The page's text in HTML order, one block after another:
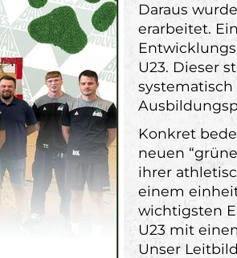
Daraus
erarbeitet.
U23. Dieser
Konkret
neuen
ihrer
einem
wichtigsten
U23 mit
Unser